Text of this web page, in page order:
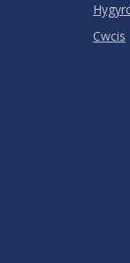
Cwcis